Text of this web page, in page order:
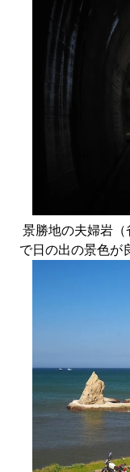
景勝地の夫婦岩
で日の出の景色が